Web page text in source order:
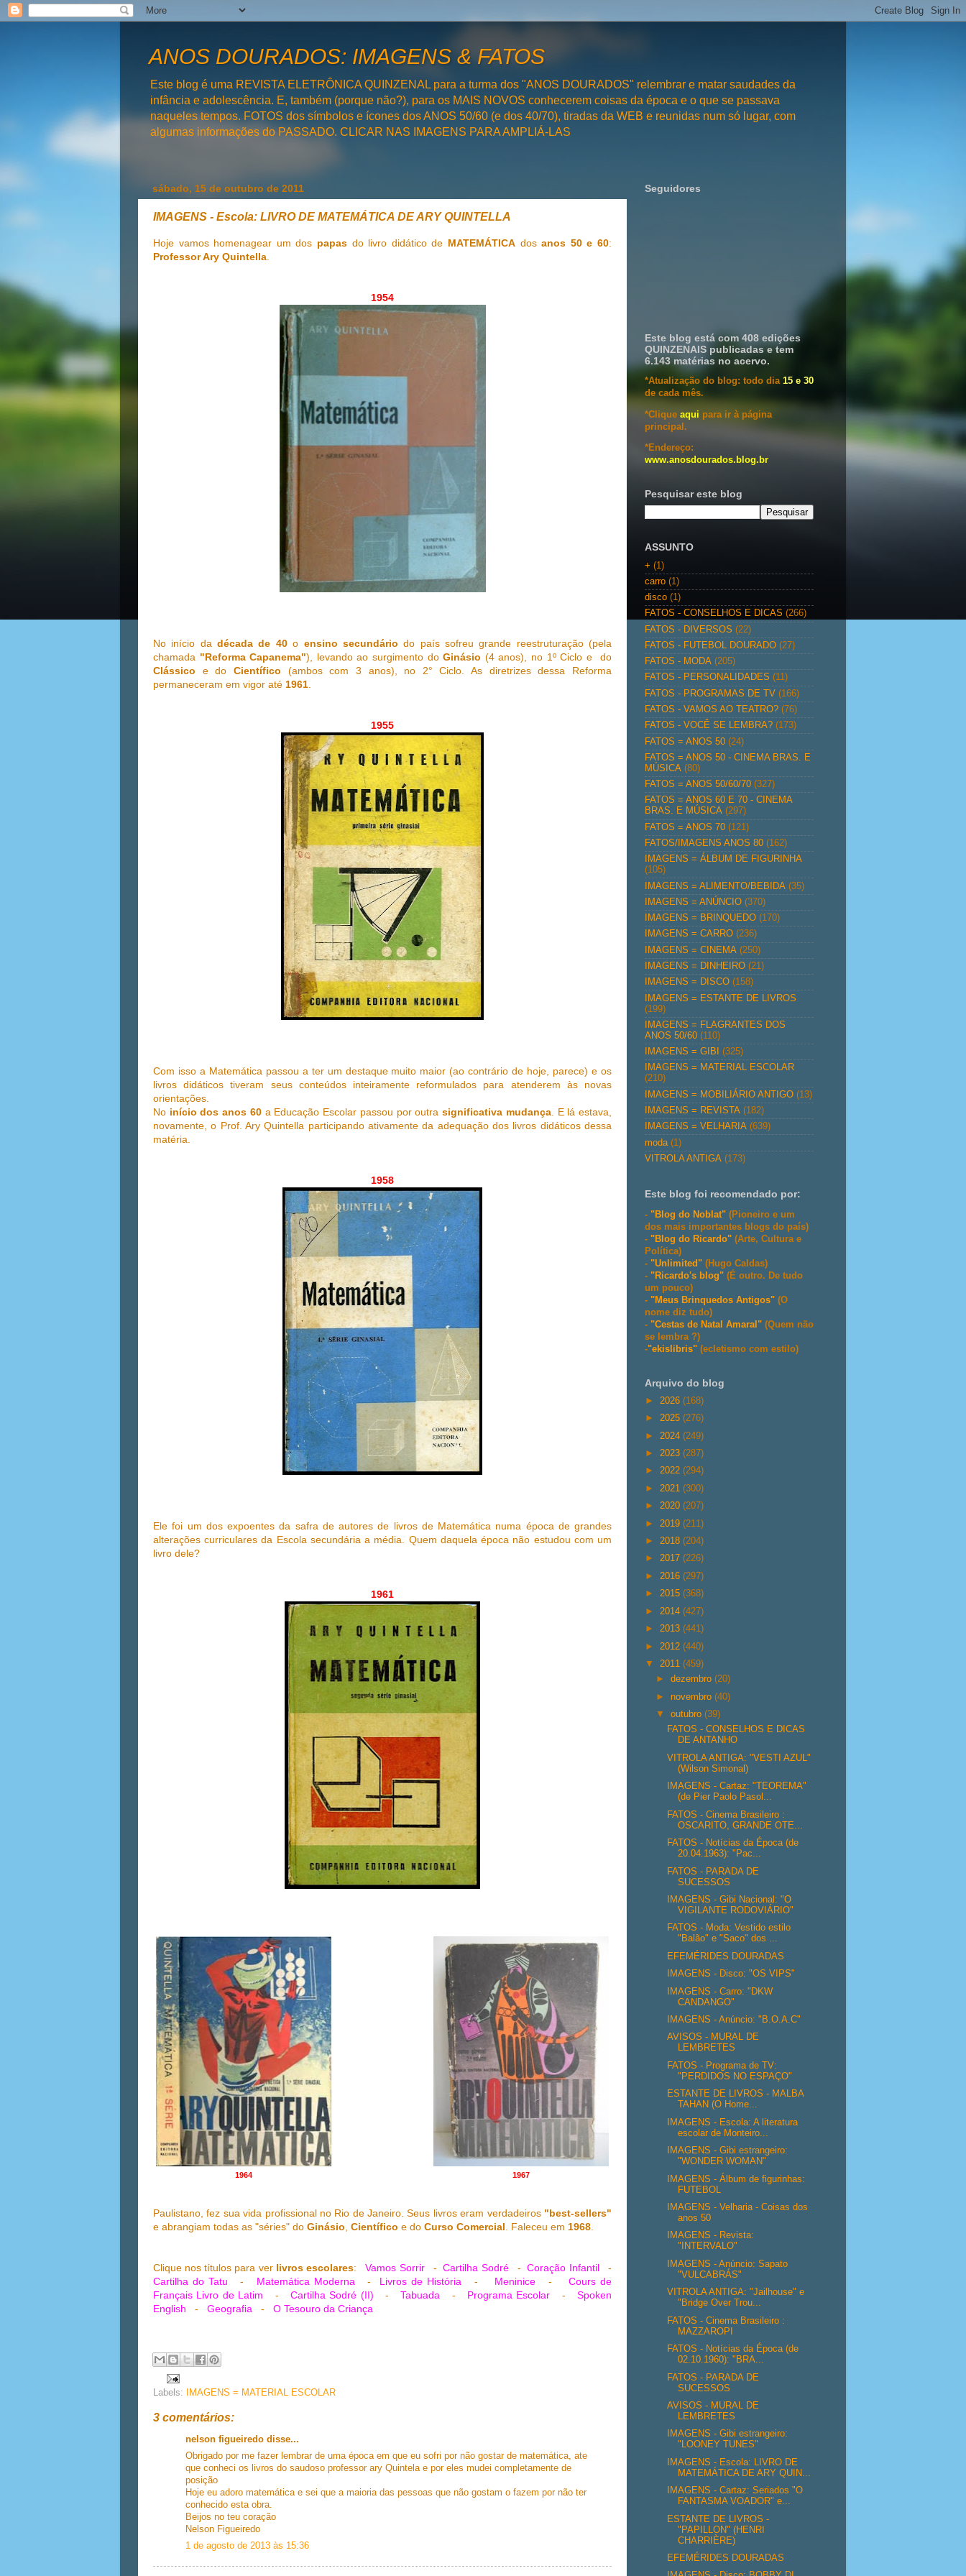
ANOS DOURADOS: IMAGENS & FATOS
Este blog é uma REVISTA ELETRÔNICA QUINZENAL para a turma dos "ANOS DOURADOS" relembrar e matar saudades da
infância e adolescência. E, também (porque não?), para os MAIS NOVOS conhecerem coisas da época e o que se passava
naqueles tempos. FOTOS dos símbolos e ícones dos ANOS 50/60 (e dos 40/70), tiradas da WEB e reunidas num só lugar, com
algumas informações do PASSADO. CLICAR NAS IMAGENS PARA AMPLIÁ-LAS
sábado, 15 de outubro de 2011
IMAGENS - Escola: LIVRO DE MATEMÁTICA DE ARY QUINTELLA
Hoje vamos homenagear um dos papas do livro didático de MATEMÁTICA dosanos 50 e 60:
Professor Ary Quintella.
1954
No início dadécada de 40o ensino secundário do país sofreu grande reestruturação (pela
chamada "Reforma Capanema"), levando ao surgimento doGinásio (4 anos), no 1º Ciclo e do
Clássico e do Científico (ambos com 3 anos), no 2° Ciclo. As diretrizes dessa Reforma
permaneceram em vigor até 1961.
1955
Com isso a Matemática passou a ter um destaque muito maior (ao contrário de hoje, parece) e os
livros didáticos tiveram seus conteúdos inteiramente reformulados para atenderem às novas
orientações.
No início dos anos 60a Educação Escolar passou por outrasignificativa mudança. E lá estava,
novamente, o Prof. Ary Quintella participando ativamente da adequação dos livros didáticos dessa
matéria.
1958
Ele foi um dos expoentes da safra de autores de livros de Matemática numa época de grandes
alterações curriculares da Escola secundária a média. Quem daquela época não estudou com um
livro dele?
1961
1964 1967
Paulistano, fez sua vida profissional no Rio de Janeiro. Seus livros eram verdadeiros "best-sellers"
e abrangiam todas as "séries" do Ginásio, Científico e do Curso Comercial. Faleceu em 1968.
Clique nos títulos para ver livros escolares:Vamos Sorrir-Cartilha Sodré-Coração Infantil-
Cartilha do Tatu - Matemática Moderna - Livros de História- Meninice -Cours de
Français Livro de Latim - Cartilha Sodré (II) -Tabuada - Programa Escolar -Spoken
English
- Geografia - O Tesouro da Criança
Labels: IMAGENS = MATERIAL ESCOLAR
3 comentários:
nelson figueiredo disse...
Obrigado por me fazer lembrar de uma época em que eu sofri por não gostar de matemática, ate
que conheci os livros do saudoso professor ary Quintela e por eles mudei completamente de
posição
Hoje eu adoro matemática e sei que a maioria das pessoas que não gostam o fazem por não ter
conhecido esta obra.
Beijos no teu coração
Nelson Figueiredo
1 de agosto de 2013 às 15:36
Seguidores
Este blog está com 408 edições
QUINZENAIS publicadas e tem
6.143 matérias no acervo.
*Atualização do blog: todo dia 15 e 30
de cada mês.
*Clique aqui para ir à página
principal.
*Endereço:
www.anosdourados.blog.br
Pesquisar este blog
ASSUNTO
+ (1)
carro (1)
disco (1)
FATOS - CONSELHOS E DICAS (266)
FATOS - DIVERSOS (22)
FATOS - FUTEBOL DOURADO (27)
FATOS - MODA (205)
FATOS - PERSONALIDADES (11)
FATOS - PROGRAMAS DE TV (166)
FATOS - VAMOS AO TEATRO? (76)
FATOS - VOCÊ SE LEMBRA? (173)
FATOS = ANOS 50 (24)
FATOS = ANOS 50 - CINEMA BRAS. E
MÚSICA (80)
FATOS = ANOS 50/60/70 (327)
FATOS = ANOS 60 E 70 - CINEMA
BRAS. E MÚSICA (297)
FATOS = ANOS 70 (121)
FATOS/IMAGENS ANOS 80 (162)
IMAGENS = ÁLBUM DE FIGURINHA
(105)
IMAGENS = ALIMENTO/BEBIDA (35)
IMAGENS = ANÚNCIO (370)
IMAGENS = BRINQUEDO (170)
IMAGENS = CARRO (236)
IMAGENS = CINEMA (250)
IMAGENS = DINHEIRO (21)
IMAGENS = DISCO (158)
IMAGENS = ESTANTE DE LIVROS
(199)
IMAGENS = FLAGRANTES DOS
ANOS 50/60 (110)
IMAGENS = GIBI
(325)
IMAGENS = MATERIAL ESCOLAR
(210)
IMAGENS = MOBILIÁRIO ANTIGO (13)
IMAGENS = REVISTA (182)
IMAGENS = VELHARIA (639)
moda (1)
VITROLA ANTIGA (173)
Este blog foi recomendado por:
- "Blog do Noblat" (Pioneiro e um
dos mais importantes blogs do país)
- "Blog do Ricardo" (Arte, Cultura e
Política)
- "Unlimited" (Hugo Caldas)
- "Ricardo's blog" (É outro. De tudo
um pouco)
- "Meus Brinquedos Antigos" (O
nome diz tudo)
- "Cestas de Natal Amaral" (Quem não
se lembra ?)
-"ekislibris" (ecletismo com estilo)
Arquivo do blog
► 2026 (168)
► 2025 (276)
► 2024 (249)
► 2023 (287)
► 2022 (294)
► 2021 (300)
► 2020 (207)
► 2019 (211)
► 2018 (204)
► 2017 (226)
► 2016 (297)
► 2015 (368)
► 2014 (427)
► 2013 (441)
► 2012 (440)
▼ 2011 (459)
►dezembro(20)
► novembro(40)
▼outubro(39)
FATOS - CONSELHOS E DICAS
DE ANTANHO
VITROLA ANTIGA: "VESTI AZUL"
(Wilson Simonal)
IMAGENS - Cartaz: "TEOREMA"
(de Pier Paolo Pasol...
FATOS - Cinema Brasileiro :
OSCARITO, GRANDE OTE...
FATOS - Notícias da Época (de
20.04.1963): "Pac...
FATOS - PARADA DE
SUCESSOS
IMAGENS - Gibi Nacional: "O
VIGILANTE RODOVIÁRIO"
FATOS - Moda: Vestido estilo
"Balão" e "Saco" dos ...
EFEMÉRIDES DOURADAS
IMAGENS - Disco: "OS VIPS"
IMAGENS - Carro: "DKW
CANDANGO"
IMAGENS - Anúncio: "B.O.A.C"
AVISOS - MURAL DE
LEMBRETES
FATOS - Programa de TV:
"PERDIDOS NO ESPAÇO"
ESTANTE DE LIVROS - MALBA
TAHAN (O Home...
IMAGENS - Escola: A literatura
escolar de Monteiro...
IMAGENS - Gibi estrangeiro:
"WONDER WOMAN"
IMAGENS - Álbum de figurinhas:
FUTEBOL
IMAGENS - Velharia - Coisas dos
anos 50
IMAGENS - Revista:
"INTERVALO"
IMAGENS - Anúncio: Sapato
"VULCABRÁS"
VITROLA ANTIGA: "Jailhouse" e
"Bridge Over Trou...
FATOS - Cinema Brasileiro :
MAZZAROPI
FATOS - Notícias da Época (de
02.10.1960): "BRA...
FATOS - PARADA DE
SUCESSOS
AVISOS - MURAL DE
LEMBRETES
IMAGENS - Gibi estrangeiro:
"LOONEY TUNES"
IMAGENS - Escola: LIVRO DE
MATEMÁTICA DE ARY QUIN...
IMAGENS - Cartaz: Seriados "O
FANTASMA VOADOR" e...
ESTANTE DE LIVROS -
"PAPILLON" (HENRI
CHARRIÈRE)
EFEMÉRIDES DOURADAS